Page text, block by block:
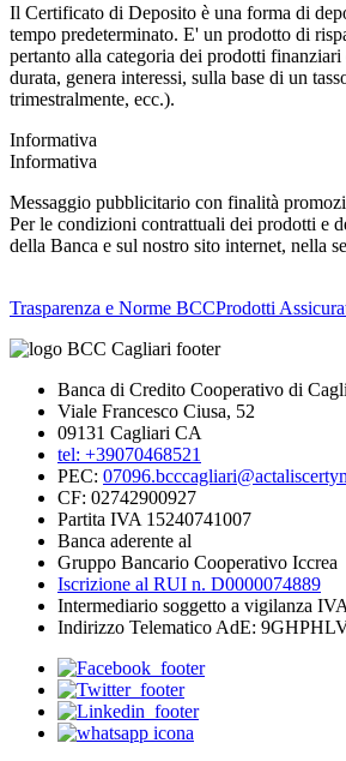
Il Certificato di Deposito è una forma di
tempo predeterminato. E' un prodotto di
pertanto alla categoria dei prodotti
durata, genera interessi, sulla base di un
trimestralmente, ecc.).
Informativa
Informativa
Messaggio pubblicitario con finalità
Per le condizioni contrattuali dei prodotti e
della Banca e sul nostro sito internet, nella
Trasparenza e Norme BCCProdotti
Banca di Credito Cooperativo di
Viale Francesco Ciusa, 52
09131 Cagliari CA
tel: +39070468521
PEC:
CF: 02742900927
Partita IVA 15240741007
Banca aderente al
Gruppo Bancario Cooperativo Iccrea
Iscrizione al RUI n. D0000074889
Intermediario soggetto a vigilanza
Indirizzo Telematico AdE: